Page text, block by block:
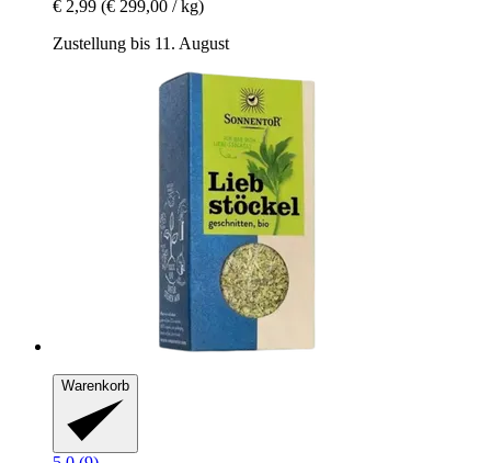
€ 2,99 (€ 299,00 / kg)
Zustellung bis 11. August
Warenkorb